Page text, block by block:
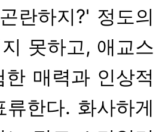
란하지?' 정도의
못하고, 애교스
매력과 인상적
한다. 화사하게